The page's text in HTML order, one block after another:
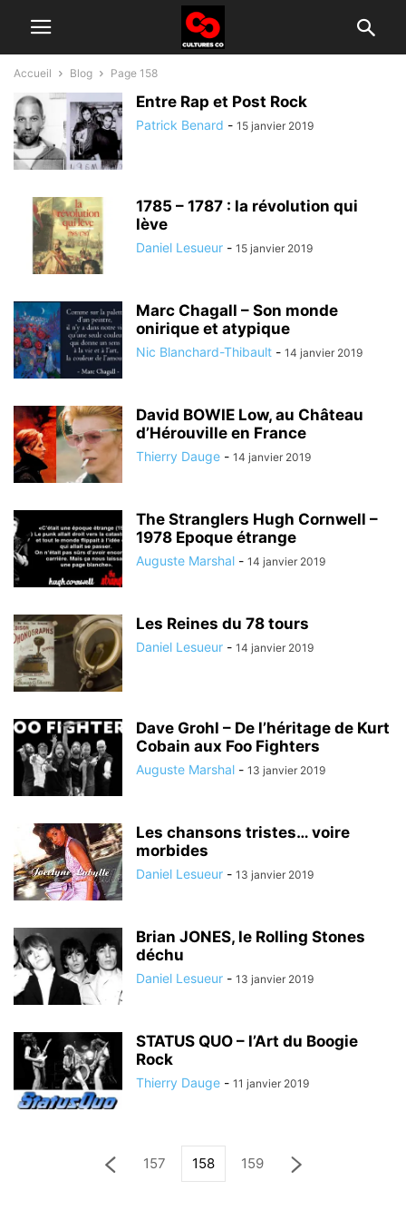
Accueil Blog Page 158
Entre Rap et Post Rock
Patrick Benard - 15 janvier 2019
1785 – 1787 : la révolution qui
lève
Daniel Lesueur - 15 janvier 2019
Marc Chagall – Son monde
onirique et atypique
Nic Blanchard-Thibault - 14 janvier 2019
David BOWIE Low, au Château
d’Hérouville en France
Thierry Dauge - 14 janvier 2019
The Stranglers Hugh Cornwell –
1978 Epoque étrange
Auguste Marshal - 14 janvier 2019
Les Reines du 78 tours
Daniel Lesueur - 14 janvier 2019
Dave Grohl – De l’héritage de Kurt
Cobain aux Foo Fighters
Auguste Marshal - 13 janvier 2019
Les chansons tristes… voire
morbides
Daniel Lesueur - 13 janvier 2019
Brian JONES, le Rolling Stones
déchu
Daniel Lesueur - 13 janvier 2019
STATUS QUO – l’Art du Boogie
Rock
Thierry Dauge - 11 janvier 2019
157 158 159